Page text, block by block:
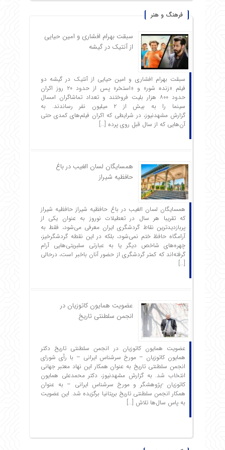
فرهنگ و هنر
سبقت بهرام افشاری و امین حیایی
از آنتیک در گیشه
سبقت بهرام افشاری و امین حیایی از آنتیک در گیشه دو
فیلم «زنده شور» و «استخر» پس از حدود ۲۰ روز اکران
حدود ۸۰۰ هزار بلیت فروختند و تعداد تماشاگران امسال
سینما را به بیش از ۲ میلیون نفر رساندند. به
گزارش مشهدنیوز، در شرایطی که اکران فیلم‌های کمدی حتی
آن‌هایی که از سال قبل روی پرده […]
همسایگان لسان الغیب در باغ
حافظیه شیراز
همسایگان لسان الغیب در باغ حافظیه شیراز حافظیه‌ شیراز
که تقریبا هر سال در تعطیلات نوروز به عنوان یکی از
پربازدیدترین نقاط گردشگری ایران معرفی می‌شود، فقط به
آرامگاه حافظ ختم نمی‌شود، بلکه در این نقطه گردشگرخیز،
چهره‌های شاخص دیگر یا به عبارتی سلبریتی‌هایی آرام
گرفته‌اند که کمتر گردشگری از حضور آنان باخبر است، درحالی
[…]
عضویت همایون کاتوزیان در
انجمن سلطنتی تاریخ
عضویت همایون کاتوزیان در انجمن سلطنتی تاریخ دکتر
همایون کاتوزیان – مورخ سرشناس ایرانی – با رأی شورای
انجمن سلطنتی تاریخ به عنوان همکار این نهاد معتبر جهانی
انتخاب شد. به گزارش مشهدنیوز، دکتر محمدعلی همایون
کاتوزیان -پژوهشگر و مورخ سرشناس ایرانی – به عنوان
همکار انجمن سلطنتی تاریخ بریتانیا برگزیده شد. این عضویت
به پاس سال‌ها تلاش […]